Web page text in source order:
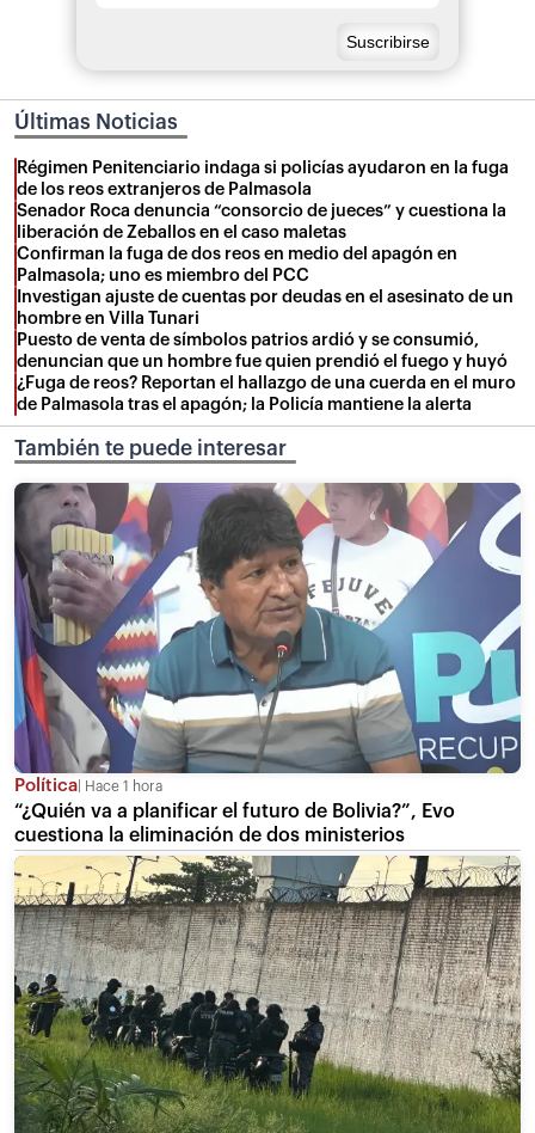
Últimas Noticias
Régimen Penitenciario indaga si policías ayudaron en la fuga
de los reos extranjeros de Palmasola
Senador Roca denuncia “consorcio de jueces” y cuestiona la
liberación de Zeballos en el caso maletas
Confirman la fuga de dos reos en medio del apagón en
Palmasola; uno es miembro del PCC
Investigan ajuste de cuentas por deudas en el asesinato de un
hombre en Villa Tunari
Puesto de venta de símbolos patrios ardió y se consumió,
denuncian que un hombre fue quien prendió el fuego y huyó
¿Fuga de reos? Reportan el hallazgo de una cuerda en el muro
de Palmasola tras el apagón; la Policía mantiene la alerta
También te puede interesar
Política Hace 1 hora
“¿Quién va a planificar el futuro de Bolivia?”, Evo
cuestiona la eliminación de dos ministerios